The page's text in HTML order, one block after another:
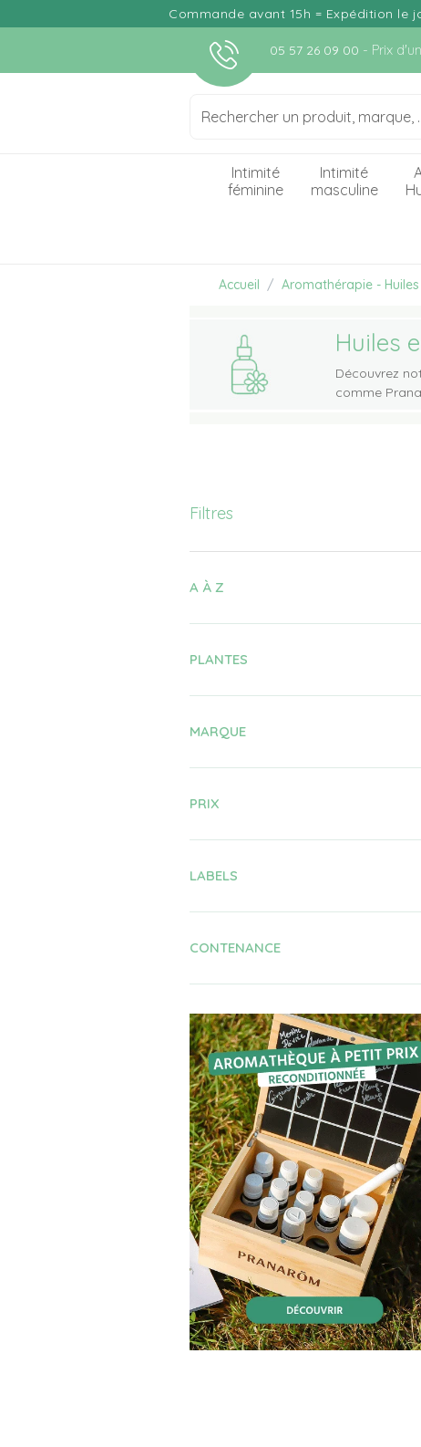
Commande avant 15h = Expédition
05 57 26 09 00 - Prix
Intimité
féminine
Intimité
masculine
Accueil Aromathérapie -
Huiles
Découvrez
comme
Filtres
A À Z
PLANTES
MARQUE
PRIX
LABELS
CONTENANCE